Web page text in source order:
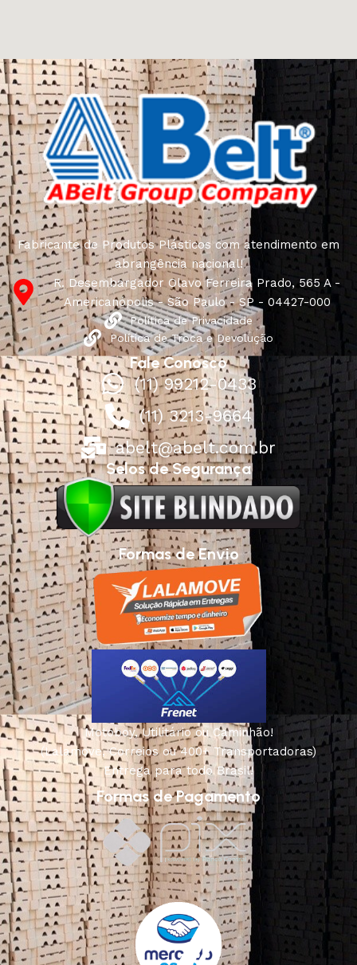
Fabricante de Produtos Plásticos com atendimento em
abrangência nacional!
R. Desembargador Olavo Ferreira Prado, 565 A -
Americanópolis - São Paulo - SP - 04427-000
Política de Privacidade
Política de Troca e Devolução
Fale Conosco
(11) 99212-0433
(11) 3213-9664
abelt@abelt.com.br
Selos de Segurança
Formas de Envio
Motoboy, Utilitário ou Caminhão!
(Lalamove, Correios ou 400+ Transportadoras)
Entrega para todo Brasil!
Formas de Pagamento